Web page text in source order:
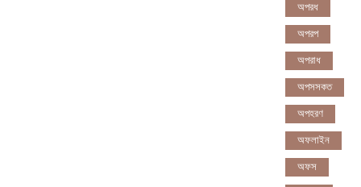
অপরধ
অপরপ
অপরাধ
অপসসকত
অপহরণ
অফলাইন
অফস